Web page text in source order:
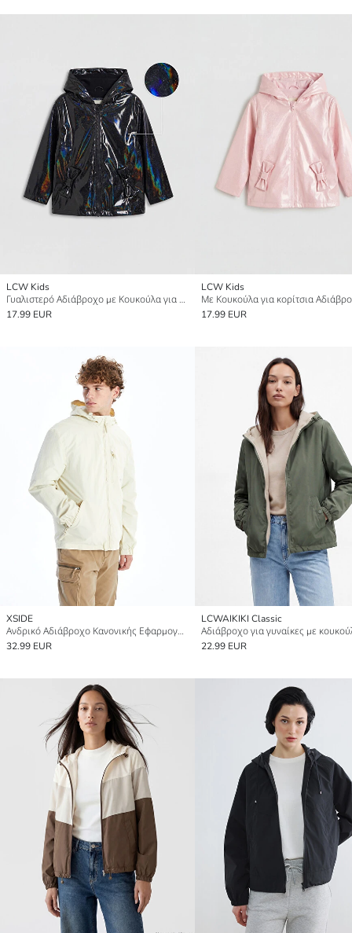
LCW Kids
Γυαλιστερό Αδιάβροχο με Κουκούλα για κορίτσια
17.99 EUR
LCW Kids
Με Κουκούλα για κορίτσια
17.99 EUR
XSIDE
Ανδρικό Αδιάβροχο Κανονικής Εφαρμογής Με Κουκούλα
32.99 EUR
LCWAIKIKI Classic
22.99 EUR